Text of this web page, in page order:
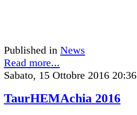
Published in News
Read more...
Sabato, 15 Ottobre 2016 20:36
TaurHEMAchia 2016